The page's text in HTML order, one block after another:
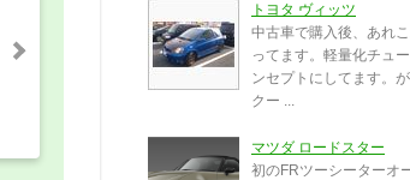
トヨタ ヴィッツ
中古車で購入後、あれ
ってます。軽量化チュ
ンセプトにしてます。
クー ...
マツダ ロードスター
初のFRツーシーターオ